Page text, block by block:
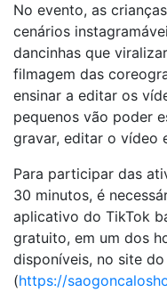
No evento, as
cenários
dancinhas que
filmagem das
ensinar a editar os
pequenos vão poder
gravar, editar o vídeo
Para participar das
30 minutos, é
aplicativo do TikTok
gratuito, em um dos
disponíveis, no site
(https://